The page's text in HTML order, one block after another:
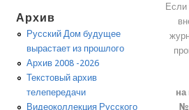
Архив
Русский Дом будущее
вырастает из прошлого
Архив 2008 -2026
Текстовый архив
телепередачи
Видеоколлекция Русского
Если
на
№